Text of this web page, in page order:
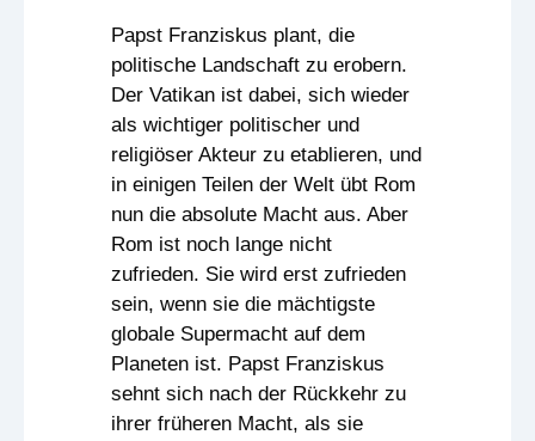
Papst Franziskus plant, die
politische Landschaft zu erobern.
Der Vatikan ist dabei, sich wieder
als wichtiger politischer und
religiöser Akteur zu etablieren, und
in einigen Teilen der Welt übt Rom
nun die absolute Macht aus. Aber
Rom ist noch lange nicht
zufrieden. Sie wird erst zufrieden
sein, wenn sie die mächtigste
globale Supermacht auf dem
Planeten ist. Papst Franziskus
sehnt sich nach der Rückkehr zu
ihrer früheren Macht, als sie